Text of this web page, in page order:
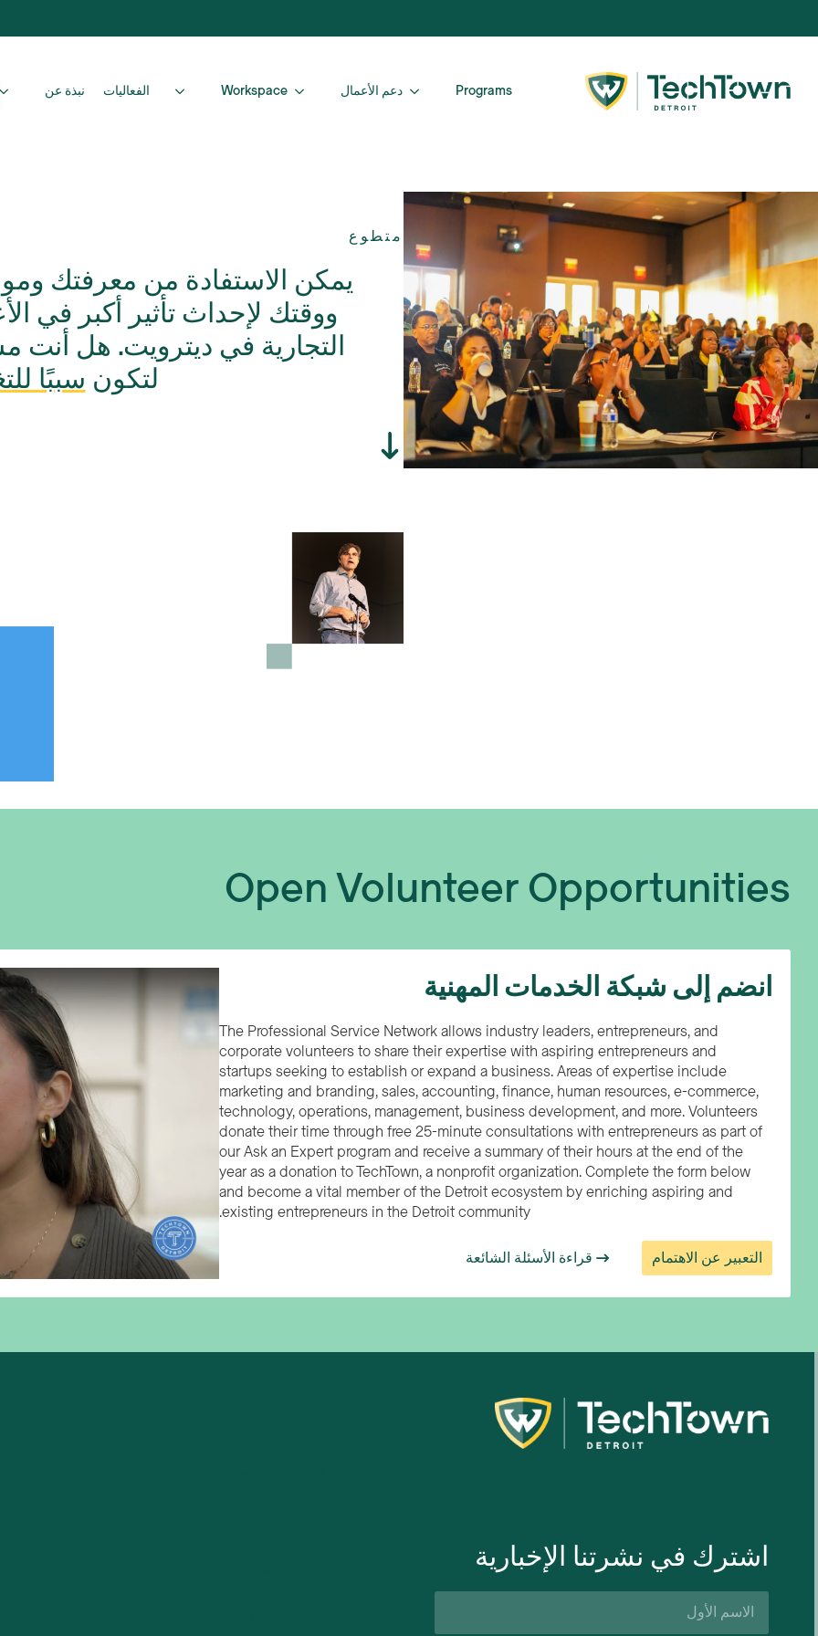
Programs دعم الأعمال Workspace الفعاليات نبذة عن
متطوع
يمكن الاستفادة من معرفتك
ووقتك لإحداث تأثير أكبر في
التجارية في ديترويت. هل أنت
لتكون سببًا
Open Volunteer Opportunities
انضم إلى شبكة الخدمات المهنية
The Professional Service Network allows industry leaders, entrepreneurs, and
corporate volunteers to share their expertise with aspiring entrepreneurs and
startups seeking to establish or expand a business. Areas of expertise include
marketing and branding, sales, accounting, finance, human resources, e-commerce,
technology, operations, management, business development, and more. Volunteers
donate their time through free 25-minute consultations with entrepreneurs as part of
our Ask an Expert program and receive a summary of their hours at the end of the
year as a donation to TechTown, a nonprofit organization. Complete the form below
and become a vital member of the Detroit ecosystem by enriching aspiring and
existing entrepreneurs in the Detroit community.
التعبير عن الاهتمام قراءة الأسئلة الشائعة
اشترك في نشرتنا الإخبارية
الاسم
الأول*